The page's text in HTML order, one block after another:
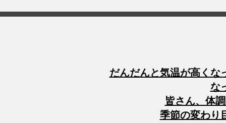
だんだんと気温が高くな
な
皆さん、体
季節の変わり